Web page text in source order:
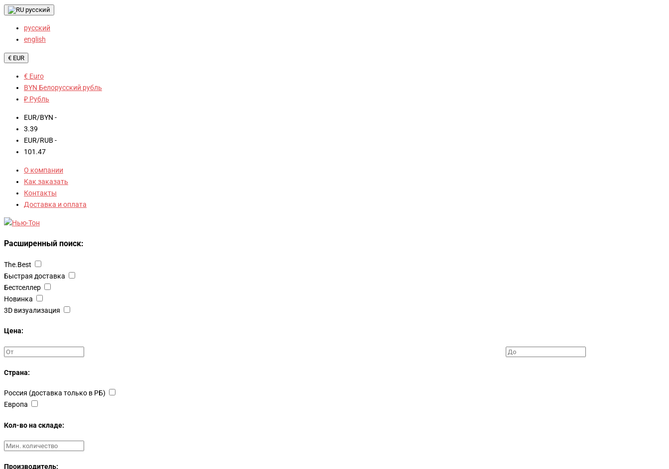
русский
русский
english
€ EUR
€ Euro
BYN Белорусский рубль
₽ Рубль
EUR/BYN -
3.39
EUR/RUB -
101.47
О компании
Как заказать
Контакты
Доставка и оплата
Расширенный поиск:
The.Best
Быстрая доставка
Бестселлер
Новинка
3D визуализация
Цена:
Страна:
Россия (доставка только в РБ)
Европа
Кол-во на складе:
Производитель: